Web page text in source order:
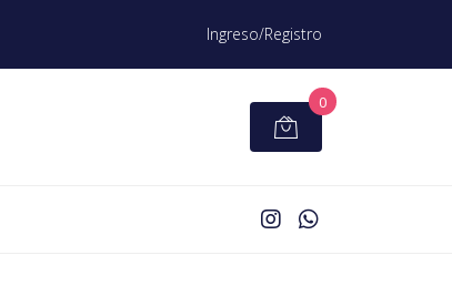
Ingreso/Registro
0